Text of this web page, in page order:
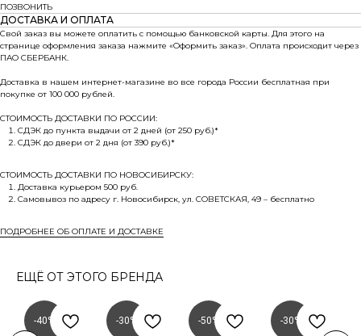
ПОЗВОНИТЬ
ДОСТАВКА И ОПЛАТА
Свой заказ вы можете оплатить с помощью банковской карты. Для этого на
странице оформления заказа нажмите «Оформить заказ». Оплата происходит через
ПАО СБЕРБАНК.
Доставка в нашем интернет-магазине во все города России бесплатная при
покупке от 100 000 рублей.
СТОИМОСТЬ ДОСТАВКИ ПО РОССИИ:
СДЭК до пункта выдачи от 2 дней (от 250 руб.)*
СДЭК до двери от 2 дня (от 390 руб.)*
СТОИМОСТЬ ДОСТАВКИ ПО НОВОСИБИРСКУ:
Доставка курьером 500 руб.
Самовывоз по адресу г. Новосибирск, ул. СОВЕТСКАЯ, 49 – бесплатно
ПОДРОБНЕЕ ОБ ОПЛАТЕ И ДОСТАВКЕ
ЕЩЁ ОТ ЭТОГО БРЕНДА
-40% -30% -50% -30%